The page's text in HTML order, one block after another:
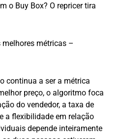
o Buy Box? O repricer tira
melhores métricas –
continua a ser a métrica
preço, o algoritmo foca
do vendedor, a taxa de
a flexibilidade em relação
depende inteiramente